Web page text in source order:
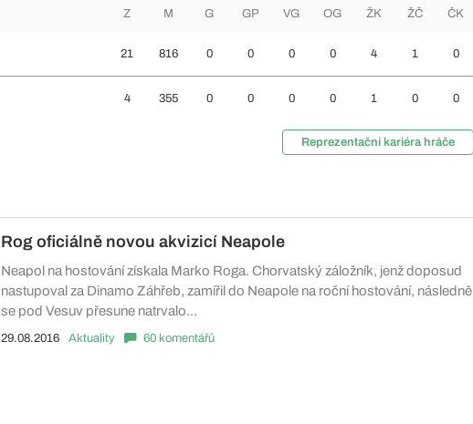
Z M G GP VG OG ŽK ŽČ ČK
21 816 0 0 0 0 4 1 0
4 355 0 0 0 0 1 0 0
Reprezentační kariéra hráče
Rog oficiálně novou akvizicí Neapole
Neapol na hostování získala Marko Roga. Chorvatský záložník, jenž doposud
nastupoval za Dinamo Záhřeb, zamířil do Neapole na roční hostování, následně
se pod Vesuv přesune natrvalo...
29.08.2016 Aktuality 60 komentářů